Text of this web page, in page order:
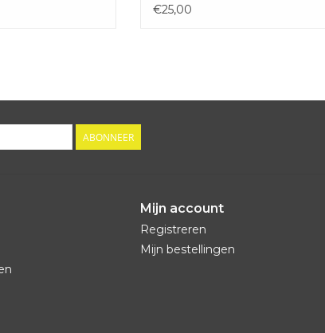
€25,00
ABONNEER
Mijn account
Registreren
Mijn bestellingen